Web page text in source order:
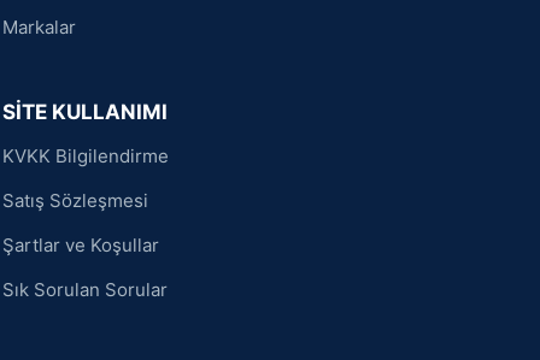
Markalar
SİTE KULLANIMI
KVKK Bilgilendirme
Satış Sözleşmesi
Şartlar ve Koşullar
Sık Sorulan Sorular